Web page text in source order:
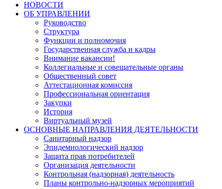
НОВОСТИ
ОБ УПРАВЛЕНИИ
Руководство
Структура
Функции и полномочия
Государственная служба и кадры
Внимание вакансии!
Коллегиальные и совещательные органы
Общественный совет
Аттестационная комиссия
Профессиональная ориентация
Закупки
История
Виртуальный музей
ОСНОВНЫЕ НАПРАВЛЕНИЯ ДЕЯТЕЛЬНОСТИ
Санитарный надзор
Эпидемиологический надзор
Защита прав потребителей
Организация деятельности
Контрольная (надзорная) деятельность
Планы контрольно-надзорных мероприятий